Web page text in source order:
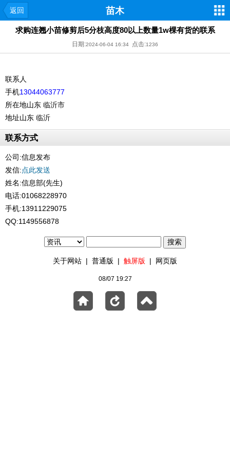
返回 苗木
求购连翘小苗修剪后5分枝高度80以上数量1w棵有货的联系
日期:2024-06-04 16:34 点击:1236
联系人
手机13044063777
所在地山东 临沂市
地址山东 临沂
联系方式
公司:信息发布
发信:点此发送
姓名:信息部(先生)
电话:01068228970
手机:13911229075
QQ:1149556878
关于网站 | 普通版 | 触屏版 | 网页版
08/07 19:27